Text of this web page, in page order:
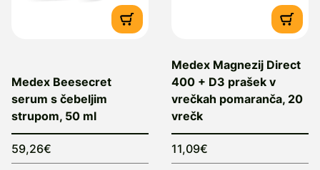
Medex Beesecret
serum s čebeljim
strupom, 50 ml
59,26€
Medex Magnezij Direct
400 + D3 prašek v
vrečkah pomaranča, 20
vrečk
11,09€